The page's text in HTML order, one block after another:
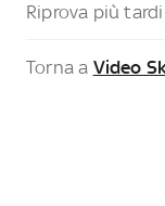
Riprova più tardi
Torna a Video